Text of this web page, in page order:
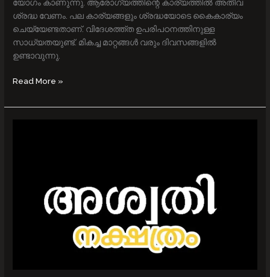
യോഗം കാണുന്നു. ആരോഗ്യത്തിന്റെ കാര്യത്തില്‍ അതീവ
ശ്രദ്ധ വേണം. പല കാര്യങ്ങളും ശ്രദ്ധയോടെ കൈകാര്യം
ചെയ്യേണ്ടതാണ്. വിദേശത്ത്ത ഉപരിപഠനത്തിനുള്ള
സാധ്യതയുണ്ട്. മികച്ച മാറ്റങ്ങള്‍ വരും ദിവസങ്ങളില്‍
ഉണ്ടാവുന്നു.
Read More »